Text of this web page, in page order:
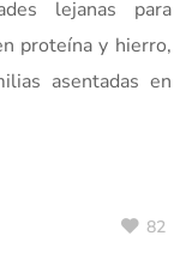
lejanas para
proteína y hierro,
asentadas en
82